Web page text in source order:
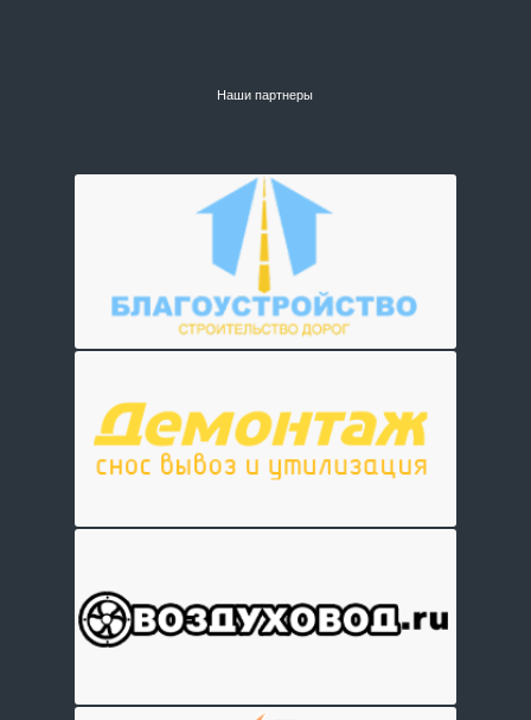
Наши партнеры